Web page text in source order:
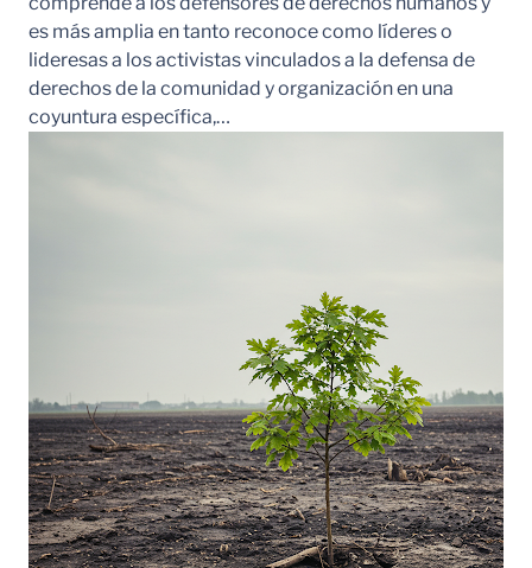
es más amplia en tanto reconoce como líderes o
lideresas a los activistas vinculados a la defensa de
derechos de la comunidad y organización en una
coyuntura específica,…